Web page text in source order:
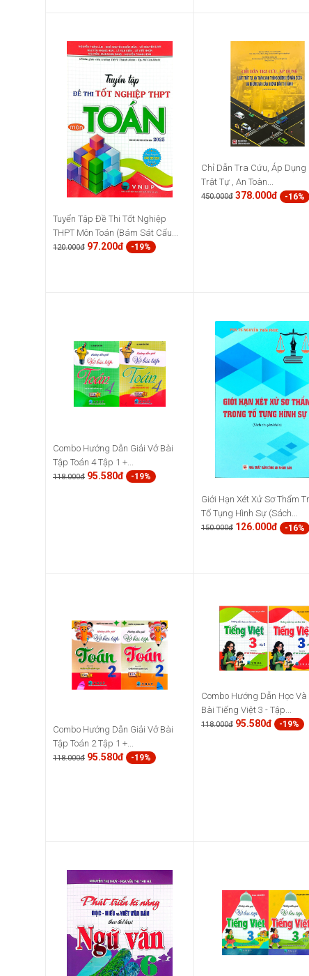
Tuyển Tập Đề Thi Tốt Nghiệp
THPT Môn Toán (Bám Sát Cấu...
120.000đ 97.200đ -19%
Chỉ Dẫn Tra Cứu, Áp Dụng
Trật Tự , An Toàn...
450.000đ 378.000đ -16%
Combo Hướng Dẫn Giải Vở Bài
Tập Toán 4 Tập 1 +...
118.000đ 95.580đ -19%
Giới Hạn Xét Xử Sơ Thẩm
Tố Tụng Hình Sự (Sách...
150.000đ 126.000đ -16%
Combo Hướng Dẫn Giải Vở Bài
Tập Toán 2 Tập 1 +...
118.000đ 95.580đ -19%
Combo Hướng Dẫn Học Và
Bài Tiếng Việt 3 - Tập...
118.000đ 95.580đ -19%